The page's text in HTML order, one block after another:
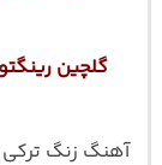
گلچین
آهنگ زنگ